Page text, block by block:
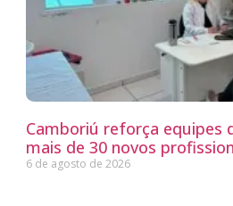
Camboriú reforça equipes
mais de 30 novos
6 de agosto de 2026